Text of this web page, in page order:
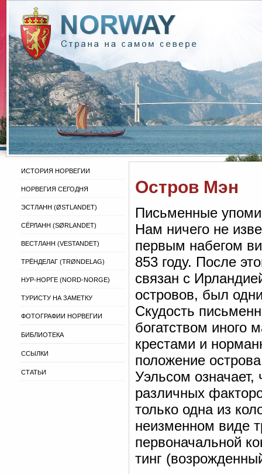
ИСТОРИЯ НОРВЕГИИ
НОРВЕГИЯ СЕГОДНЯ
ЭСТЛАНН (ØSTLANDET)
СЁРЛАНН (SØRLANDET)
ВЕСТЛАНН (VESTANDET)
ТРЁНДЕЛАГ (TRØNDELAG)
НУР-НОРГЕ (NORD-NORGE)
ТУРИСТУ НА ЗАМЕТКУ
ФОТОГРАФИИ НОРВЕГИИ
БИБЛИОТЕКА
ССЫЛКИ
СТАТЬИ
Остров Мэн
Письменные
Нам ничего не
первым набегом
853 году. После
связан с
островов, был
Скудость
богатством иного
крестами и
положение
Уэльсом
различных
только одна из
неизменном виде
первоначальной
тинг